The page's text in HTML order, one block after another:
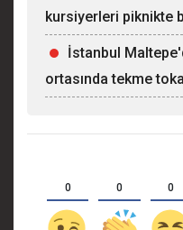
kursiyerleri piknikte
İstanbul
ortasında tekme
0 0 0